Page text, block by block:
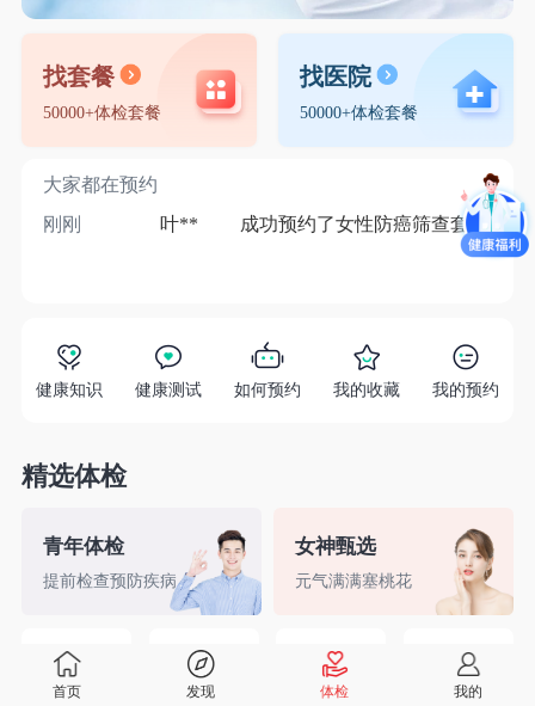
找套餐
50000+体检套餐
找医院
50000+体检套餐
大家都在预约
刚刚
叶** 成功预约了女性防癌筛查套餐 1分
健康知识 健康测试 如何预约 我的收藏 我的预约
精选体检
青年体检
提前检查预防疾病
女神甄选
元气满满塞桃花
精英白领 备孕检查 入职体检 婚前检查
首页 发现 体检 我的